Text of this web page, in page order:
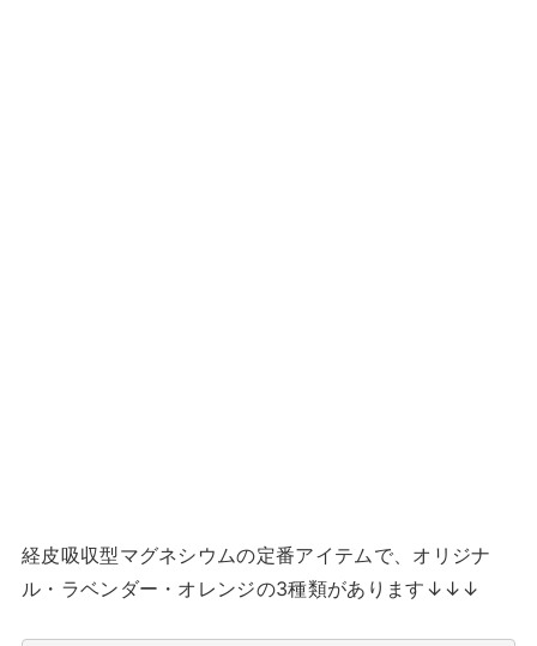
経皮吸収型マグネシウムの定番アイテムで、オリジナ
ル・ラベンダー・オレンジの3種類があります↓↓↓